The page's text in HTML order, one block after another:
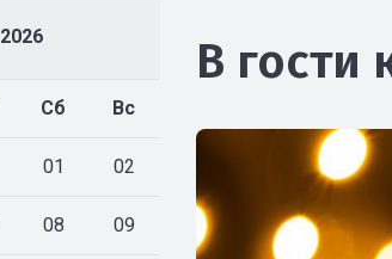
2026
Сб Вс
01 02
08 09
В гости